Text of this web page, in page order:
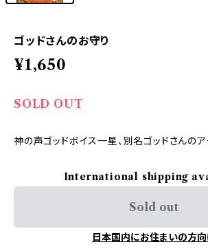
ゴッドさんのお守り
¥1,650
SOLD OUT
神の声ゴッドボイス一星、別名ゴッドさんのア
International shipping
Sold out
日本国内にお住まいの方